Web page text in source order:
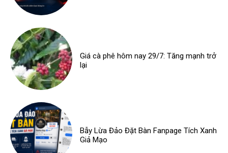
Giá cà phê hôm nay 29/7: Tăng mạnh trở
lại
Bẫy Lừa Đảo Đặt Bàn Fanpage Tích Xanh
Giả Mạo